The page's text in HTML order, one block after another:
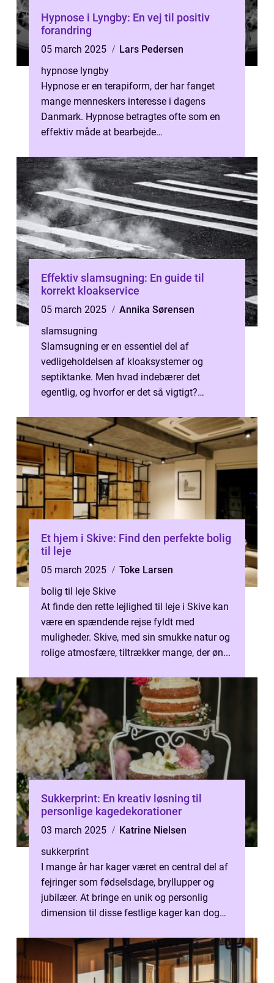
Hypnose i Lyngby: En vej til positiv
forandring
05 march 2025
Lars Pedersen
hypnose lyngby
Hypnose er en terapiform, der har fanget
mange menneskers interesse i dagens
Danmark. Hypnose betragtes ofte som en
effektiv måde at bearbejde
Effektiv slamsugning: En guide til
korrekt kloakservice
05 march 2025
Annika Sørensen
slamsugning
Slamsugning er en essentiel del af
vedligeholdelsen af kloaksystemer og
septiktanke. Men hvad indebærer det
egentlig, og hvorfor er det så vigtigt?
Et hjem i Skive: Find den perfekte bolig
til leje
05 march 2025
Toke Larsen
bolig til leje Skive
At finde den rette lejlighed til leje i Skive kan
være en spændende rejse fyldt med
muligheder. Skive, med sin smukke natur og
rolige atmosfære, tiltrækker mange, der øn...
Sukkerprint: En kreativ løsning til
personlige kagedekorationer
03 march 2025
Katrine Nielsen
sukkerprint
I mange år har kager været en central del af
fejringer som fødselsdage, bryllupper og
jubilæer. At bringe en unik og personlig
dimension til disse festlige kager kan dog